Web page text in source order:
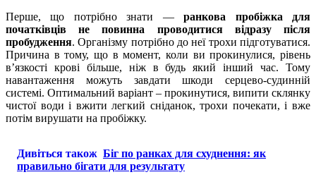
Перше, що потрібно знати —ранкова пробіжка для
початківців не повинна проводитися відразу після
пробудження. Організму потрібно до неї трохи підготуватися.
Причина в тому, що в момент, коли ви прокинулися, рівень
в’язкості крові більше, ніж в будь який інший час. Тому
навантаження можуть завдати шкоди серцево-судинній
системі. Оптимальний варіант – прокинутися, випити склянку
чистої води і вжити легкий сніданок, трохи почекати, і вже
потім вирушати на пробіжку.
Дивіться також Біг по ранках для схуднення: як
правильно бігати для результату